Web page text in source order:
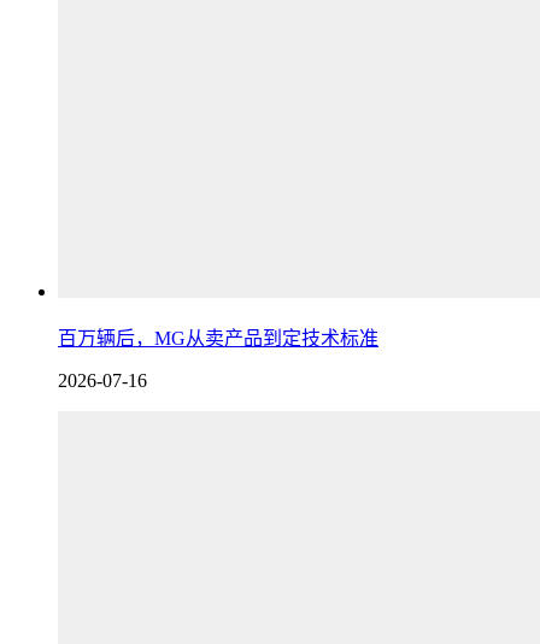
百万辆后，MG从卖产品到定技术标准
2026-07-16